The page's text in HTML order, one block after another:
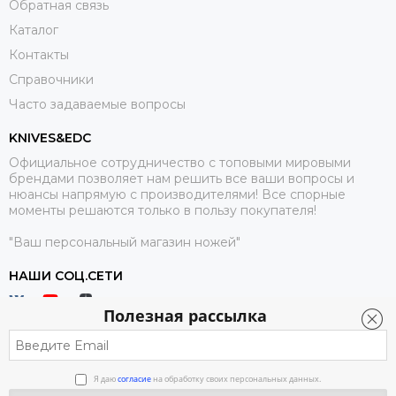
Полезная рассылка
Я даюсогласие на обработку своих персональных данных.
Рукояти ножей не лешины, как стандартных, так и
топовых материалов используемых в ножах. В основном
это различные комбинации G10 и Титана.
Популярность и востребованность ножей ZT во многом
Mike Strider, Ken Onion, Дмитрий Синкевич, Ernest
Emerson и др, приняли участие в создании ножей для
Зеро Толеранс.
их топовом исполнении и дизайнах знаменитых
пользователей, в силу дороговизны и штучного
производства.
Купить оригинальные ножи Zero Tolerance можно в нашем
интернет-магазине. Ножи EDC официальный-сайт дилера
ножей Zero Tolerance в России. На нашем сайте размещен
Обратная связь
Каталог
Контакты
Справочники
Часто задаваемые вопросы
KNIVES&EDC
Официальное сотрудничество с топовыми мировыми
брендами позволяет нам решить все ваши вопросы и
нюансы напрямую с производителями! Все спорные
моменты решаются только в пользу покупателя!
"Ваш персональный магазин ножей"
НАШИ СОЦ.СЕТИ